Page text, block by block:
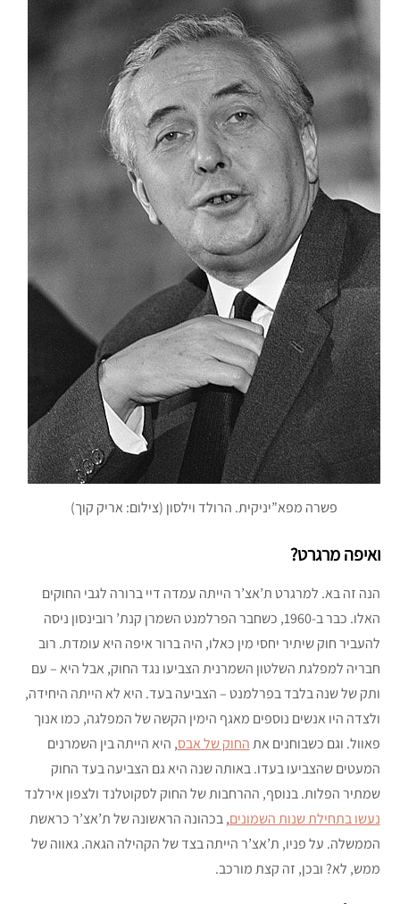
פשרה מפא”יניקית. הרולד וילסון (צילום: אריק קוך)
ואיפה מרגרט?
הנה זה בא. למרגרט ת’אצ’ר הייתה עמדה דיי ברורה לגבי החוקים
האלו. כבר ב-1960, כשחבר הפרלמנט השמרן קנת’ רובינסון ניסה
להעביר חוק שיתיר יחסי מין כאלו, היה ברור איפה היא עומדת. רוב
חבריה למפלגת השלטון השמרנית הצביעו נגד החוק, אבל היא – עם
ותק של שנה בלבד בפרלמנט – הצביעה בעד. היא לא הייתה היחידה,
ולצדה היו אנשים נוספים מאגף הימין הקשה של המפלגה, כמו אנוך
פאוול. וגם כשבוחנים אתהחוק של אבס, היא הייתה בין השמרנים
המעטים שהצביעו בעדו. באותה שנה היא גם הצביעה בעד החוק
שמתיר הפלות. בנוסף, ההרחבות של החוק לסקוטלנד ולצפון אירלנד
נעשו בתחילת שנות השמונים, בכהונה הראשונה של ת’אצ’ר כראשת
הממשלה. על פניו, ת’אצ’ר הייתה בצד של הקהילה הגאה. גאווה של
ממש, לא? ובכן, זה קצת מורכב.